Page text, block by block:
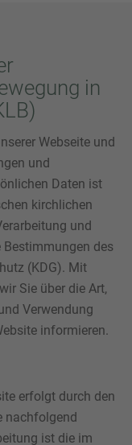
in
Webseite und
und
Daten ist
kirchlichen
und
Bestimmungen des
(KDG). Mit
Sie über die Art,
Verwendung
informieren.
erfolgt durch den
nachfolgend
ist die im